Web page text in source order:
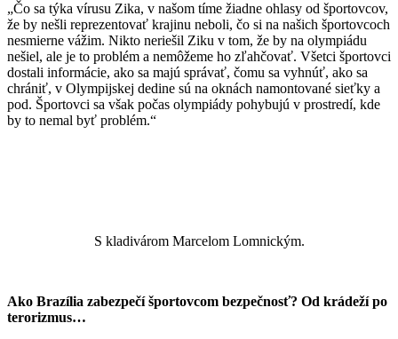
„Čo sa týka vírusu Zika, v našom tíme žiadne ohlasy od športovcov,
že by nešli reprezentovať krajinu neboli, čo si na našich športovcoch
nesmierne vážim. Nikto neriešil Ziku v tom, že by na olympiádu
nešiel, ale je to problém a nemôžeme ho zľahčovať. Všetci športovci
dostali informácie, ako sa majú správať, čomu sa vyhnúť, ako sa
chrániť, v Olympijskej dedine sú na oknách namontované sieťky a
pod. Športovci sa však počas olympiády pohybujú v prostredí, kde
by to nemal byť problém.“
S kladivárom Marcelom Lomnickým.
Ako Brazília zabezpečí športovcom bezpečnosť? Od krádeží po
terorizmus…